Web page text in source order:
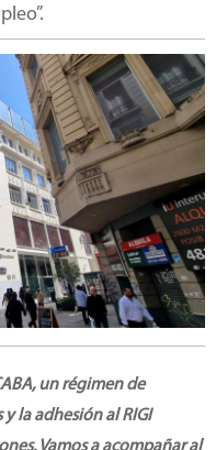
un régimen de
la adhesión al RIGI